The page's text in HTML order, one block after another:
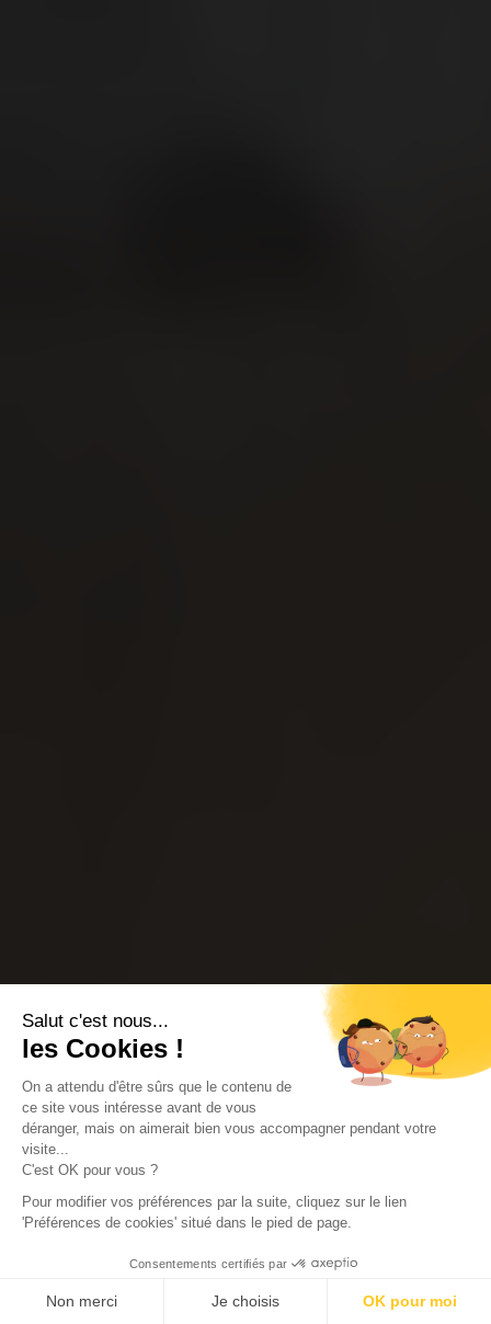
Salut c'est nous...
les Cookies !
On a attendu d'être sûrs que le contenu de
ce site vous intéresse avant de vous
déranger, mais on aimerait bien vous accompagner pendant votre
visite...
C'est OK pour vous ?
Pour modifier vos préférences par la suite, cliquez sur le lien
'Préférences de cookies' situé dans le pied de page.
Consentements certifiés par
Non merci Je choisis OK pour moi